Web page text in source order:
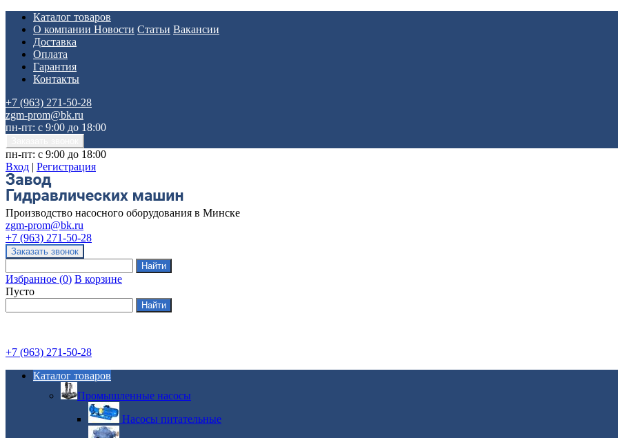
Каталог товаров
О компании Новости Статьи Вакансии
Доставка
Оплата
Гарантия
Контакты
+7 (963) 271-50-28
zgm-prom@bk.ru
пн-пт: с 9:00 до 18:00
пн-пт: с 9:00 до 18:00
Вход | Регистрация
Производство насосного оборудования в Минске
zgm-prom@bk.ru
+7 (963) 271-50-28
Избранное (0) В корзине
Пусто
+7 (963) 271-50-28
Каталог товаров
Промышленные насосы
Насосы питательные